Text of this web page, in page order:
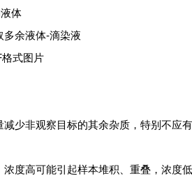
体
多余液体-滴染液
式图片
减少非观察目标的其余杂质，特别不应
浓度高可能引起样本堆积、重叠，浓度